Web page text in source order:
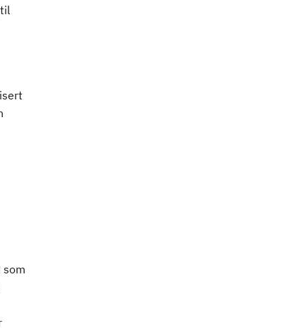
som